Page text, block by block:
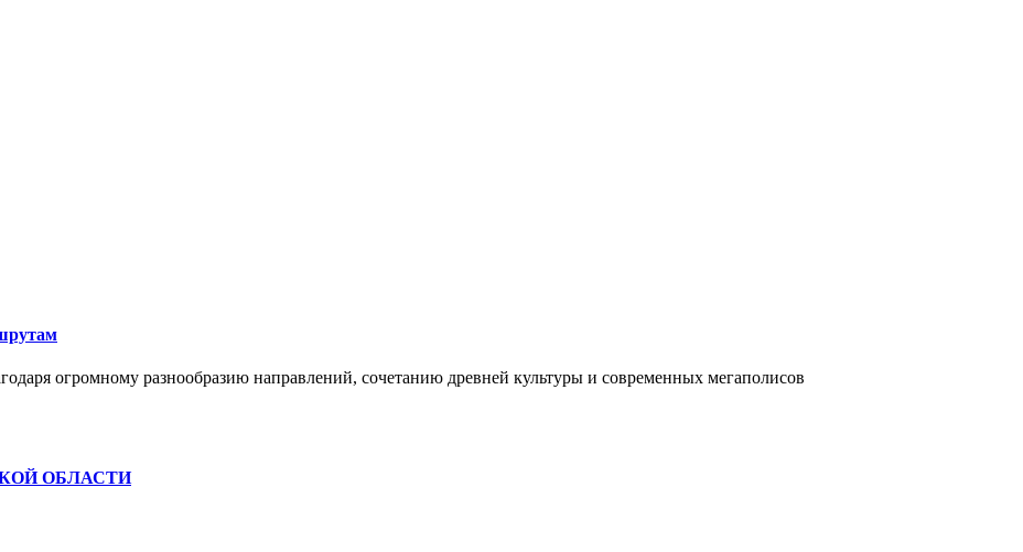
огромному разнообразию направлений, сочетанию древней культуры и современных мегаполисов
ОБЛАСТИ